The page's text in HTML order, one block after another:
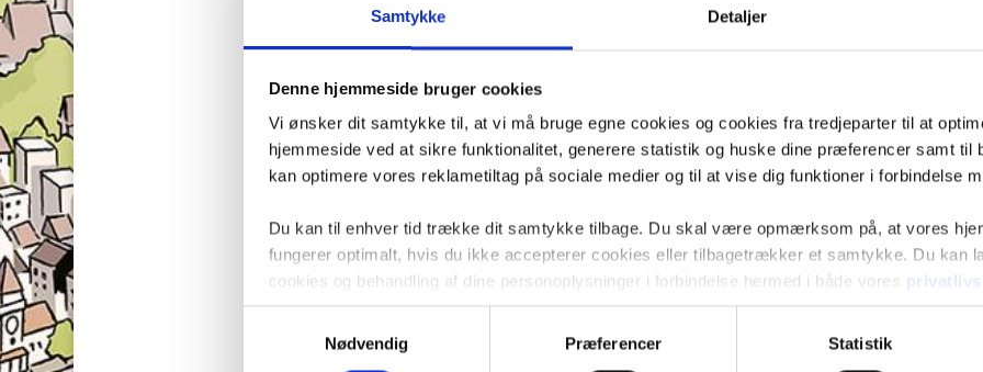
Samtykke Detaljer
Denne hjemmeside bruger cookies
Vi ønsker dit samtykke til, at vi må bruge egne cookies og cookies fra tredjeparter til at
hjemmeside ved at sikre funktionalitet, generere statistik og huske dine præferencer samt til
kan optimere vores reklametiltag på sociale medier og til at vise dig funktioner i forbindelse
Du kan til enhver tid trække dit samtykke tilbage. Du skal være opmærksom på, at vores
fungerer optimalt, hvis du ikke accepterer cookies eller tilbagetrækker et samtykke. Du kan
cookies og behandling af dine personoplysninger i forbindelse hermed i både vores
Nødvendig
Præferencer Statistik